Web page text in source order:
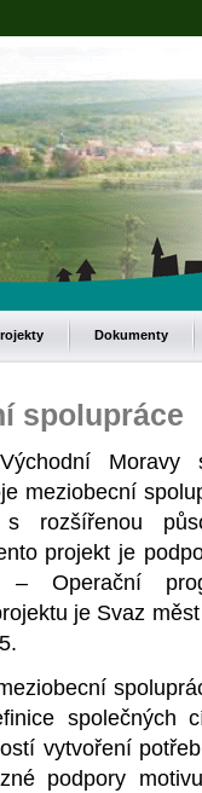
Dokumenty
spolupráce
Moravy
meziobecní
rozšířenou
projekt je
– Operační
je Svaz
společných
vytvoření
podpory